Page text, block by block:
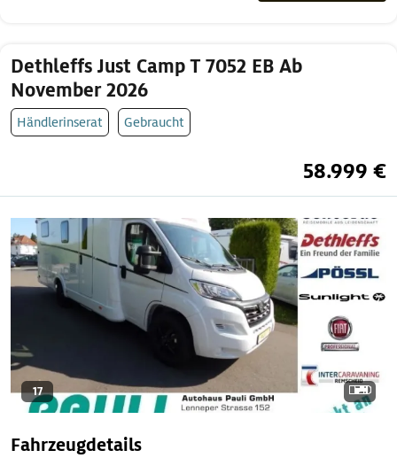
Dethleffs Just Camp T 7052 EB Ab
November 2026
Händlerinserat Gebraucht
58.999 €
17
Fahrzeugdetails